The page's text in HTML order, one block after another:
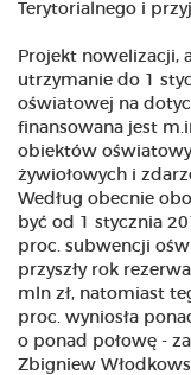
Terytorialnego i
Projekt nowelizacji,
utrzymanie do 1
oświatowej na
finansowana jest
obiektów
żywiołowych i
Według obecnie
być od 1 stycznia
proc. subwencji
przyszły rok
mln zł, natomiast
proc. wyniosła
o ponad połowę -
Zbigniew